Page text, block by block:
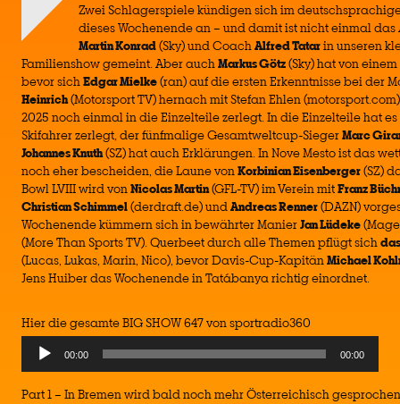
Zwei Schlagerspiele kündigen sich im
dieses Wochenende an – und damit ist nicht einmal
Martin Konrad(Sky) und CoachAlfred Tatarin unseren
Familienshow gemeint. Aber auchMarkus Götz(Sky) hat von
bevor sichEdgar Mielke(ran) auf die ersten Erkenntnisse bei der
Heinrich(Motorsport TV) hernach mit Stefan Ehlen
2025 noch einmal in die Einzelteile zerlegt. In die Einzelteile hat
Skifahrer zerlegt, der fünfmalige Gesamtweltcup-SiegerMarc
Johannes Knuth(SZ) hat auch Erklärungen. In Nove Mesto ist das
noch eher bescheiden, die Laune vonKorbinian Eisenberger(SZ)
Bowl LVIII wird vonNicolas Martin(GFL-TV) im Verein mitFranz
Christian Schimmel(derdraft.de) undAndreas Renner(DAZN)
Wochenende kümmern sich in bewährter ManierJan Lüdeke
(More Than Sports TV). Querbeet durch alle Themen pflügt sich
(Lucas, Lukas, Marin, Nico), bevor Davis-Cup-KapitänMichael
Jens Huiber das Wochenende in Tatábanya richtig einordnet.
Hier die gesamte BIG SHOW 647 von sportradio360
Audio
Player
00:00 00:00
Part 1 – In Bremen wird bald noch mehr Österreichisch gesprochen